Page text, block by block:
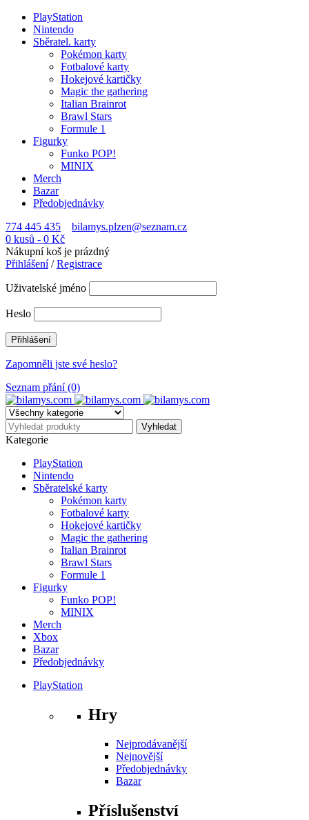
PlayStation
Nintendo
Sběratel. karty
Pokémon karty
Fotbalové karty
Hokejové kartičky
Magic the gathering
Italian Brainrot
Brawl Stars
Formule 1
Figurky
Funko POP!
MINIX
Merch
Bazar
Předobjednávky
774 445 435
bilamys.plzen@seznam.cz
0 kusů - 0 Kč
Nákupní koš je prázdný
Přihlášení/Registrace
Uživatelské jméno
Heslo
Zapomněli jste své heslo?
Seznam přání (0)
Kategorie
PlayStation
Nintendo
Sběratelské karty
Pokémon karty
Fotbalové karty
Hokejové kartičky
Magic the gathering
Italian Brainrot
Brawl Stars
Formule 1
Figurky
Funko POP!
MINIX
Merch
Xbox
Bazar
Předobjednávky
PlayStation
Hry
Nejprodávanější
Nejnovější
Předobjednávky
Bazar
Příslušenství